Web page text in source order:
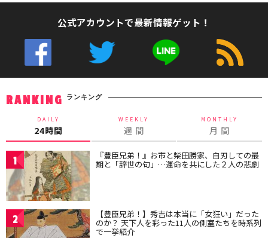
公式アカウントで最新情報ゲット！
RANKING ランキング
DAILY
24時間
WEEKLY
週 間
MONTHLY
月 間
1 『豊臣兄弟！』お市と柴田勝家、自刃しての最
期と「辞世の句」…運命を共にした２人の悲劇
2 【豊臣兄弟！】秀吉は本当に「女狂い」だった
のか？ 天下人を彩った11人の側室たちを時系列
で一挙紹介